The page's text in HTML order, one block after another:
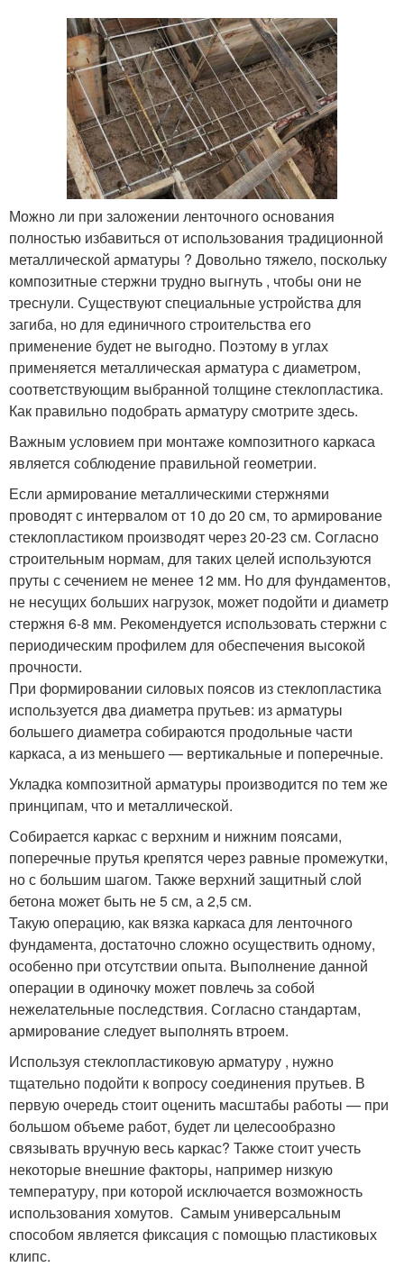
Можно ли при заложении ленточного основания
полностью избавиться от использования традиционной
металлической арматуры ? Довольно тяжело, поскольку
композитные стержни трудно выгнуть , чтобы они не
треснули. Существуют специальные устройства для
загиба, но для единичного строительства его
применение будет не выгодно. Поэтому в углах
применяется металлическая арматура с диаметром,
соответствующим выбранной толщине стеклопластика.
Как правильно подобрать арматуру смотрите здесь.
Важным условием при монтаже композитного каркаса
является соблюдение правильной геометрии.
Если армирование металлическими стержнями
проводят с интервалом от 10 до 20 см, то армирование
стеклопластиком производят через 20-23 см. Согласно
строительным нормам, для таких целей используются
пруты с сечением не менее 12 мм. Но для фундаментов,
не несущих больших нагрузок, может подойти и диаметр
стержня 6-8 мм. Рекомендуется использовать стержни с
периодическим профилем для обеспечения высокой
прочности.
При формировании силовых поясов из стеклопластика
используется два диаметра прутьев: из арматуры
большего диаметра собираются продольные части
каркаса, а из меньшего — вертикальные и поперечные.
Укладка композитной арматуры производится по тем же
принципам, что и металлической.
Собирается каркас с верхним и нижним поясами,
поперечные прутья крепятся через равные промежутки,
но с большим шагом. Также верхний защитный слой
бетона может быть не 5 см, а 2,5 см.
Такую операцию, как вязка каркаса для ленточного
фундамента, достаточно сложно осуществить одному,
особенно при отсутствии опыта. Выполнение данной
операции в одиночку может повлечь за собой
нежелательные последствия. Согласно стандартам,
армирование следует выполнять втроем.
Используя стеклопластиковую арматуру , нужно
тщательно подойти к вопросу соединения прутьев. В
первую очередь стоит оценить масштабы работы — при
большом объеме работ, будет ли целесообразно
связывать вручную весь каркас? Также стоит учесть
некоторые внешние факторы, например низкую
температуру, при которой исключается возможность
использования хомутов. Самым универсальным
способом является фиксация с помощью пластиковых
клипс.